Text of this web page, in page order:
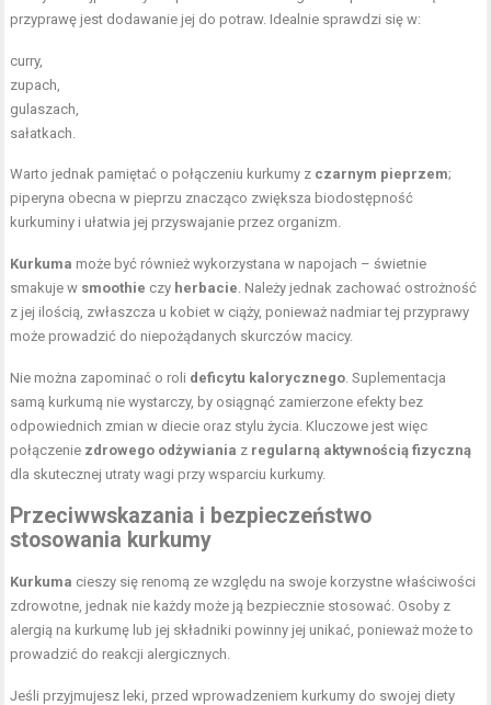
przyprawę jest dodawanie jej do potraw. Idealnie sprawdzi się w:
curry,
zupach,
gulaszach,
sałatkach.
Warto jednak pamiętać o połączeniu kurkumy z czarnym pieprzem;
piperyna obecna w pieprzu znacząco zwiększa biodostępność
kurkuminy i ułatwia jej przyswajanie przez organizm.
Kurkuma może być również wykorzystana w napojach – świetnie
smakuje w smoothie czy herbacie . Należy jednak zachować ostrożność
z jej ilością, zwłaszcza u kobiet w ciąży, ponieważ nadmiar tej przyprawy
może prowadzić do niepożądanych skurczów macicy.
Nie można zapominać o roli deficytu kalorycznego . Suplementacja
samą kurkumą nie wystarczy, by osiągnąć zamierzone efekty bez
odpowiednich zmian w diecie oraz stylu życia. Kluczowe jest więc
połączenie zdrowego odżywiania z regularną aktywnością fizyczną
dla skutecznej utraty wagi przy wsparciu kurkumy.
Przeciwwskazania i bezpieczeństwo
stosowania kurkumy
Kurkuma cieszy się renomą ze względu na swoje korzystne właściwości
zdrowotne, jednak nie każdy może ją bezpiecznie stosować. Osoby z
alergią na kurkumę lub jej składniki powinny jej unikać, ponieważ może to
prowadzić do reakcji alergicznych.
Jeśli przyjmujesz leki, przed wprowadzeniem kurkumy do swojej diety